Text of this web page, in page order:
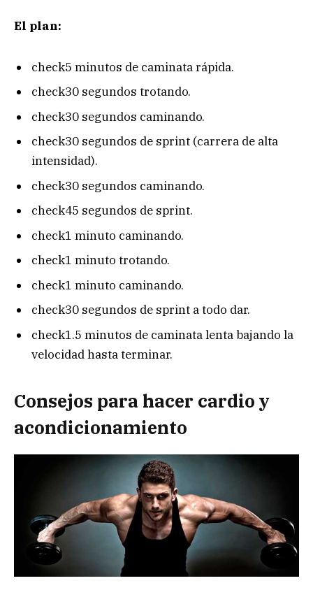
El plan:
check5 minutos de caminata rápida.
check30 segundos trotando.
check30 segundos caminando.
check30 segundos de sprint (carrera de alta
intensidad).
check30 segundos caminando.
check45 segundos de sprint.
check1 minuto caminando.
check1 minuto trotando.
check1 minuto caminando.
check30 segundos de sprint a todo dar.
check1.5 minutos de caminata lenta bajando la
velocidad hasta terminar.
Consejos para hacer cardio y
acondicionamiento